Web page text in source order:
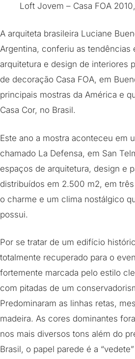
Loft Jovem – Casa FOA
A arquiteta brasileira Luciane
Argentina, conferiu as tendências
arquitetura e design de interiores
de decoração Casa FOA, em
principais mostras da América e
Casa Cor, no Brasil.
Este ano a mostra aconteceu em
chamado La Defensa, em San
espaços de arquitetura, design e
distribuídos em 2.500 m2, em
o charme e um clima nostálgico
possui.
Por se tratar de um edifício
totalmente recuperado para o
fortemente marcada pelo estilo
com pitadas de um
Predominaram as linhas retas,
madeira. As cores dominantes
nos mais diversos tons além do
Brasil, o papel parede é a